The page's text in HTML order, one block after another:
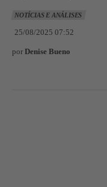
NOTÍCIAS E ANÁLISES
25/08/2025 07:52
por Denise Bueno